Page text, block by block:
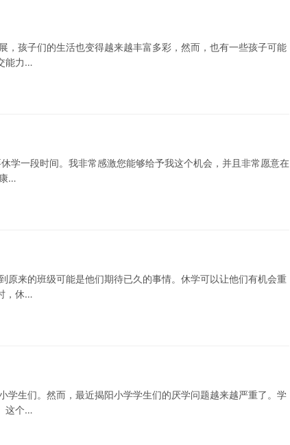
，孩子们的生活也变得越来越丰富多彩，然而，也有一些孩子可能
能力…
学一段时间。我非常感激您能够给予我这个机会，并且非常愿意在
…
来的班级可能是他们期待已久的事情。休学可以让他们有机会重
，休…
生们。然而，最近揭阳小学学生们的厌学问题越来越严重了。学
这个…